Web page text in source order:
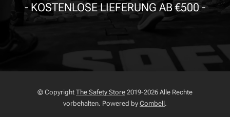
- KOSTENLOSE LIEFERUNG AB €500 -
© Copyright The Safety Store 2019-2026 Alle Rechte
vorbehalten. Powered by Combell.